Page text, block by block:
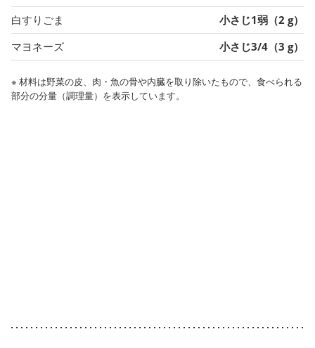
白すりごま
小さじ1弱（2 g）
マヨネーズ
小さじ3/4（3 g）
※ 材料は野菜の皮、肉・魚の骨や内臓を取り除いたもので、食べられる
部分の分量（調理量）を表示しています。